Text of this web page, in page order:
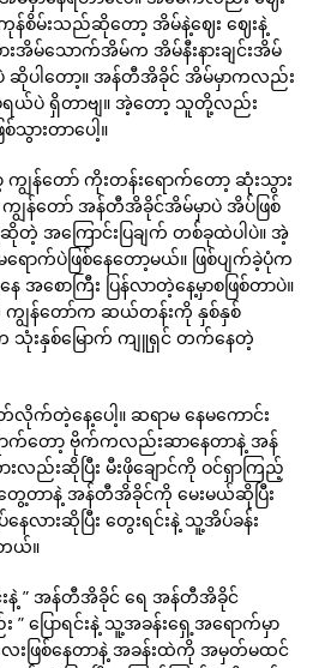
န်စိမ်းသည်ဆိုတော့ အိမ်နဲ့ဈေး ဈေးနဲ့
အိမ်သောက်အိမ်က အိမ်နီးနားချင်းအိမ်
ဆိုပါတော့။ အန်တီအိခိုင် အိမ်မှာကလည်း
ပဲ ရှိတာဗျ။ အဲ့တော့ သူတို့လည်း
ားတာပေါ့။
န်တော် ကိုးတန်းရောက်တော့ ဆုံးသွား
တော် အန်တီအိခိုင်အိမ်မှာပဲ အိပ်ဖြစ်
တဲ့ အကြောင်းပြချက် တစ်ခုထဲပါပဲ။ အဲ့
မရောက်ပဲဖြစ်နေတော့မယ်။ ဖြစ်ပျက်ခဲ့ပုံက
အစောကြီး ပြန်လာတဲ့နေ့မှာစဖြစ်တာပဲ။
ကျွန်တော်က ဆယ်တန်းကို နှစ်နှစ်
နှစ်မြောက် ကျူရှင် တက်နေတဲ့
က်တဲ့နေ့ပေါ့။ ဆရာမ နေမကောင်း
ာက်တော့ ဗိုက်ကလည်းဆာနေတာနဲ့ အန်
လည်းဆိုပြီး မီးဖိုချောင်ကို ဝင်ရှာကြည့်
ေ့တာနဲ့ အန်တီအိခိုင်ကို မေးမယ်ဆိုပြီး
လားဆိုပြီး တွေးရင်းနဲ့ သူ့အိပ်ခန်း
ယ်။
းနဲ့ ” အန်တီအိခိုင် ရေ အန်တီအိခိုင်
” ပြောရင်းနဲ့ သူ့အခန်းရှေ့အရောက်မှာ
းဖြစ်နေတာနဲ့ အခန်းထဲကို အမှတ်မထင်